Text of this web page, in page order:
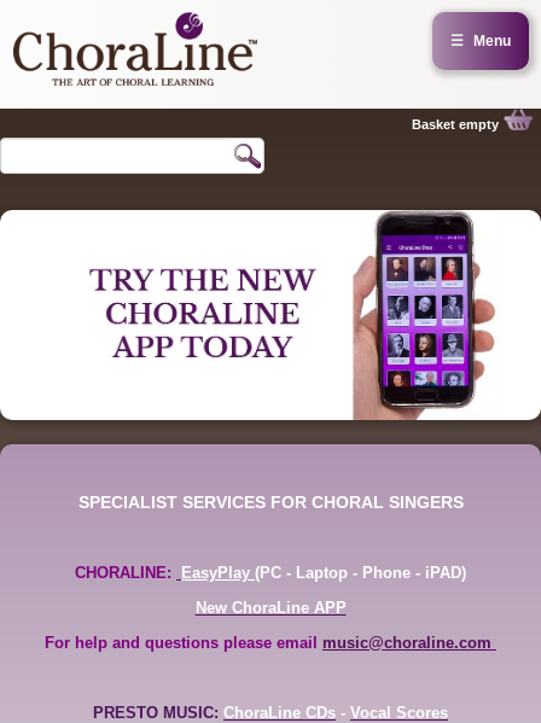
☰ Menu
Basket empty
SPECIALIST SERVICES FOR CHORAL SINGERS
CHORALINE: EasyPlay (PC - Laptop - Phone - iPAD)
New ChoraLine APP
For help and questions please email music@choraline.com
PRESTO MUSIC: ChoraLine CDs - Vocal Scores